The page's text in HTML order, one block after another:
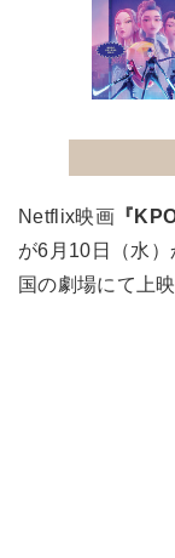
Netflix映画『
が6月10日（水
国の劇場にて上